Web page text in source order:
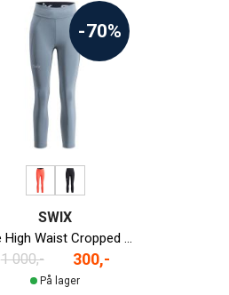
-70%
SWIX
Pace High Waist Cropped Løpetights Dame
1 000,- 300,-
På lager